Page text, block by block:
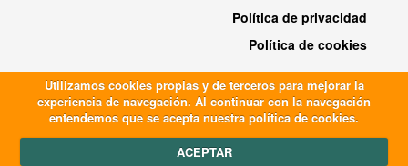
Política de privacidad
Política de cookies
Utilizamos cookies propias y de terceros para mejorar la
experiencia de navegación. Al continuar con la navegación
entendemos que se acepta nuestra política de cookies.
ACEPTAR